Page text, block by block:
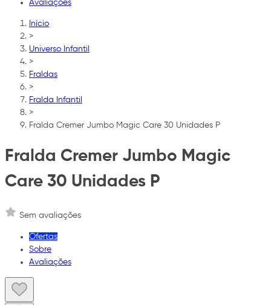
Avaliações
Início
>
Universo Infantil
>
Fraldas
>
Fralda Infantil
>
Fralda Cremer Jumbo Magic Care 30 Unidades P
Fralda Cremer Jumbo Magic
Care 30 Unidades P
Sem avaliações
Ofertas
Sobre
Avaliações